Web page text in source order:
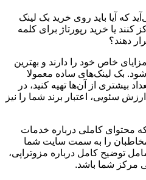
که آیا باید روی خرید بک لینک
کنند یا خرید رپورتاژ برای کلمه
دهند؟
خاص خود را دارند و بهترین
بک لینک‌های ساده معمولا
بیشتری از آن‌ها تهیه کنید، در
سئویی، اعتبار برند شما را نیز
محتوای کاملی درباره خدمات
را به سمت سایت شما
توضیح کامل درباره مزوتراپی،
مرکز شما باشد.